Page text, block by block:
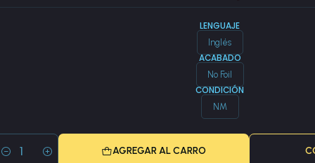
LENGUAJE
Inglés
ACABADO
No Foil
CONDICIÓN
NM
Cantidad
AGREGAR AL CARRO